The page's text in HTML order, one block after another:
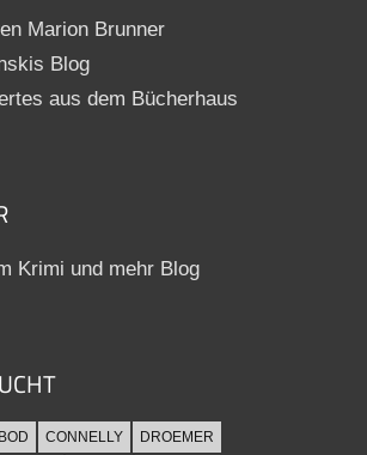
Marion Brunner
Blog
aus dem Bücherhaus
Krimi und mehr Blog
BOD CONNELLY
DROEMER